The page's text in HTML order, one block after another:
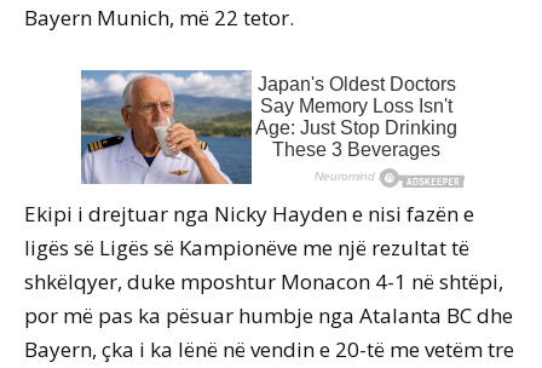
Bayern Munich, më 22 tetor.
Ekipi i drejtuar nga Nicky Hayden e nisi fazën e
ligës së Ligës së Kampionëve me një rezultat të
shkëlqyer, duke mposhtur Monacon 4-1 në shtëpi,
por më pas ka pësuar humbje nga Atalanta BC dhe
Bayern, çka i ka lënë në vendin e 20-të me vetëm tre